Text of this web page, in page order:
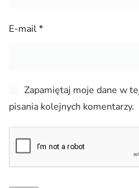
E-mail*
Zapamiętaj moje dane w
pisania kolejnych komentarzy.